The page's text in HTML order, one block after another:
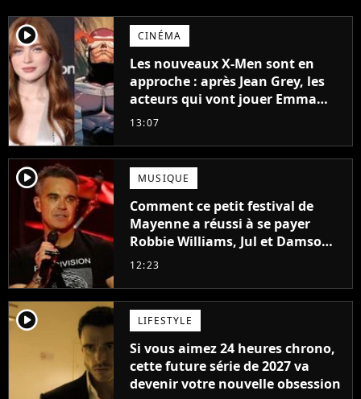
player2 CINÉMA
Les nouveaux X-Men sont en
approche : après Jean Grey, les
acteurs qui vont jouer Emma
Frost et Cyclope trouvés !
13:07
player2 MUSIQUE
Comment ce petit festival de
Mayenne a réussi à se payer
Robbie Williams, Jul et Damso
cette année ?
12:23
player2 LIFESTYLE
Si vous aimez 24 heures chrono,
cette future série de 2027 va
devenir votre nouvelle obsession